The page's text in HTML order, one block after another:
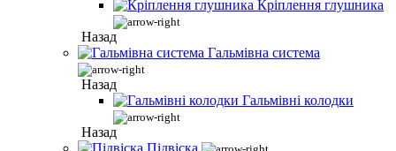
Кріплення глушника
Назад
Гальмівна система
Назад
Гальмівні колодки
Назад
Підвіска